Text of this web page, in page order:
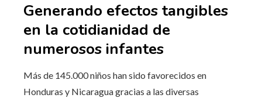
Generando efectos tangibles
en la cotidianidad de
numerosos infantes
Más de 145.000 niños han sido favorecidos en
Honduras y Nicaragua gracias a las diversas